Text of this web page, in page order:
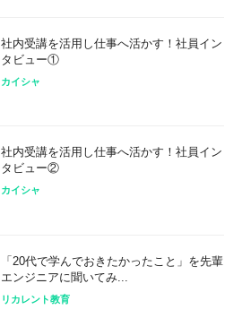
社内受講を活用し仕事へ活かす！社員イン
タビュー①
カイシャ
社内受講を活用し仕事へ活かす！社員イン
タビュー②
カイシャ
「20代で学んでおきたかったこと」を先輩
エンジニアに聞いてみ...
リカレント教育